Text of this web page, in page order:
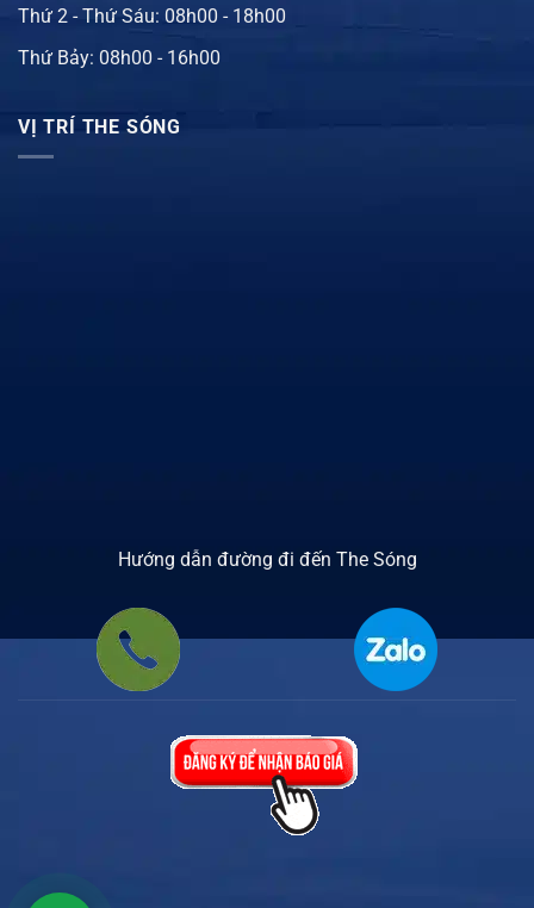
Thứ 2 - Thứ Sáu: 08h00 - 18h00
Thứ Bảy: 08h00 - 16h00
VỊ TRÍ THE SÓNG
Hướng dẫn đường đi đến The Sóng